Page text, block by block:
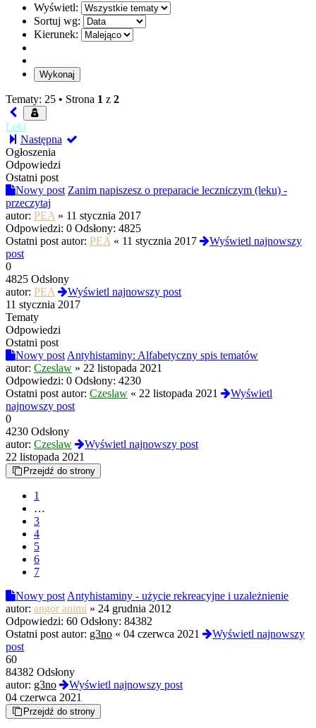
Wyświetl:
Sortuj wg:
Kierunek:
Tematy: 25 • Strona 1 z 2
Leki
Następna
Ogłoszenia
Odpowiedzi
Ostatni post
Nowy post Zanim napiszesz o preparacie leczniczym (leku) -
przeczytaj
autor: PEA » 11 stycznia 2017
Odpowiedzi: 0 Odsłony: 4825
Ostatni post autor: PEA « 11 stycznia 2017
Wyświetl najnowszy
post
0
4825 Odsłony
autor: PEA
Wyświetl najnowszy post
11 stycznia 2017
Tematy
Odpowiedzi
Ostatni post
Nowy post Antyhistaminy: Alfabetyczny spis tematów
autor: Czeslaw » 22 listopada 2021
Odpowiedzi: 0 Odsłony: 4230
Ostatni post autor: Czeslaw « 22 listopada 2021
Wyświetl
najnowszy post
0
4230 Odsłony
autor: Czeslaw
Wyświetl najnowszy post
22 listopada 2021
Przejdź do strony
1
…
3
4
5
6
7
Nowy post Antyhistaminy - użycie rekreacyjne i uzależnienie
autor: angor animi » 24 grudnia 2012
Odpowiedzi: 60 Odsłony: 84382
Ostatni post autor: g3no « 04 czerwca 2021
Wyświetl najnowszy
post
60
84382 Odsłony
autor: g3no
Wyświetl najnowszy post
04 czerwca 2021
Przejdź do strony